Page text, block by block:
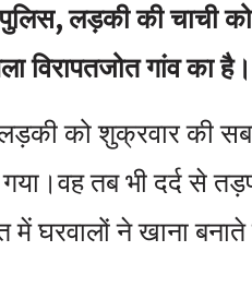
लड़की की चाची
विरापतजोत गांव का है।
को शुक्रवार की
तब भी दर्द से
में घरवालों ने खाना